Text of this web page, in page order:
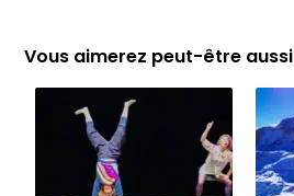
Vous aimerez peut-être aussi